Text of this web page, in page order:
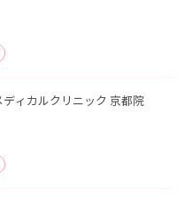
ディカルクリニック 京都院